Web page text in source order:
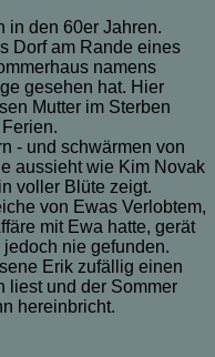
in den 60er Jahren.
Dorf am Rande eines
namens
gesehen hat. Hier
Mutter im Sterben
- und schwärmen von
aussieht wie Kim Novak
voller Blüte zeigt.
von Ewas Verlobtem,
mit Ewa hatte, gerät
nie gefunden.
Erik zufällig einen
liest und der Sommer
hereinbricht.